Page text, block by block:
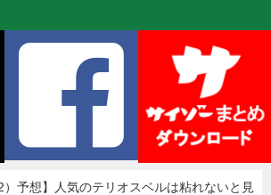
）予想】人気のテリオスベルは粘れないと見